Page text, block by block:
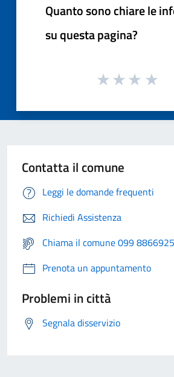
Quanto sono chiare le
su questa pagina?
Contatta il comune
Leggi le domande frequenti
Richiedi Assistenza
Chiama il comune 099 8866925
Prenota un appuntamento
Problemi in città
Segnala disservizio